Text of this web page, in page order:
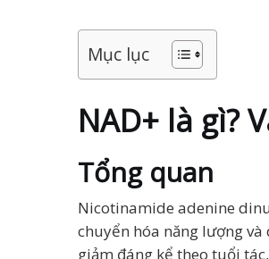
Mục lục
NAD+ là gì?
Tổng quan
Nicotinamide adenine
chuyển hóa năng lượng
giảm đáng kể theo tuổi